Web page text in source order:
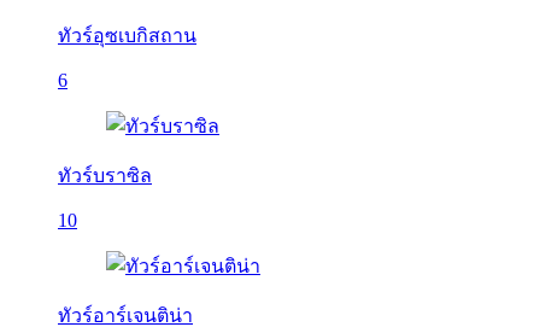
ทัวร์อุซเบกิสถาน
6
ทัวร์บราซิล
10
ทัวร์อาร์เจนติน่า